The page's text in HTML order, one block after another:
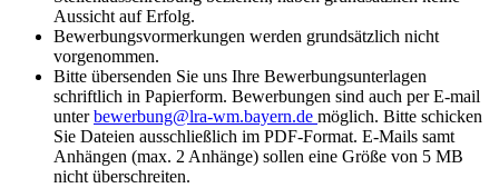
Aussicht auf Erfolg.
Bewerbungsvormerkungen werden grundsätzlich nicht
vorgenommen.
Bitte übersenden Sie uns Ihre Bewerbungsunterlagen
schriftlich in Papierform. Bewerbungen sind auch per E-mail
unterbewerbung@lra-wm.bayern.de möglich. Bitte schicken
Sie Dateien ausschließlich im PDF-Format. E-Mails samt
Anhängen (max. 2 Anhänge) sollen eine Größe von 5 MB
nicht überschreiten.